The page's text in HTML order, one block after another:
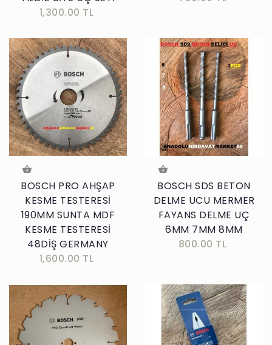
1,300.00 TL
BOSCH PRO AHŞAP
KESME TESTERESİ
190MM SUNTA MDF
KESME TESTERESİ
48DİŞ GERMANY
1,600.00 TL
BOSCH SDS BETON
DELME UCU MERMER
FAYANS DELME UÇ
6MM 7MM 8MM
800.00 TL